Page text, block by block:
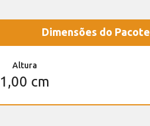
Dimensões do Pacote
Altura
1,00 cm